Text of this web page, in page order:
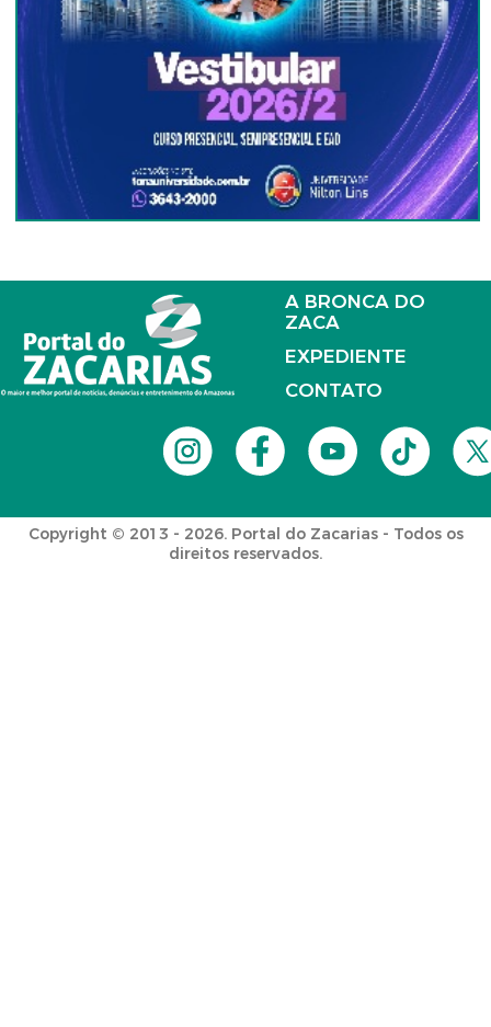
A BRONCA DO
ZACA
EXPEDIENTE
CONTATO
Copyright © 2013 - 2026. Portal do Zacarias - Todos os
direitos reservados.